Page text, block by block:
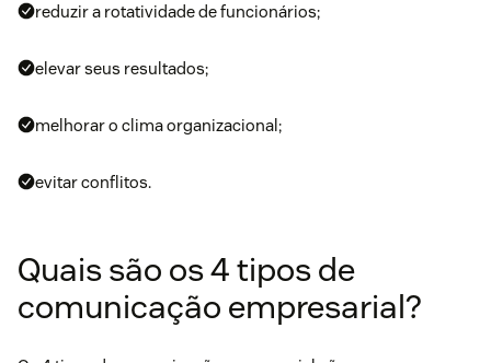
reduzir a rotatividade de funcionários;
elevar seus resultados;
melhorar o clima organizacional;
evitar conflitos.
Quais são os 4 tipos de
comunicação empresarial?